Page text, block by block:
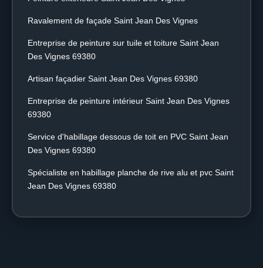
Ravalement de façade Saint Jean Des Vignes
Entreprise de peinture sur tuile et toiture Saint Jean
Des Vignes 69380
Artisan façadier Saint Jean Des Vignes 69380
Entreprise de peinture intérieur Saint Jean Des Vignes
69380
Service d'habillage dessous de toit en PVC Saint Jean
Des Vignes 69380
Spécialiste en habillage planche de rive alu et pvc Saint
Jean Des Vignes 69380